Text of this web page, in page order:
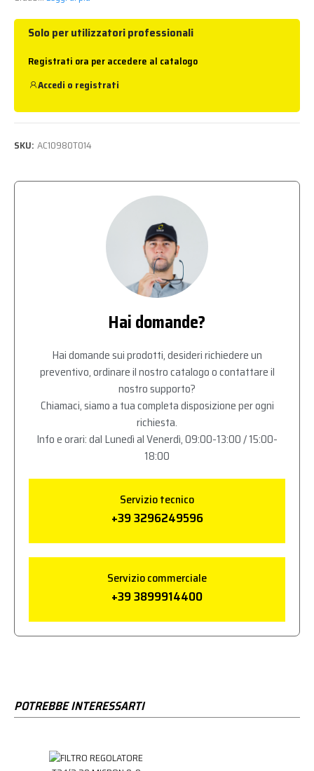
Solo per utilizzatori professionali
Registrati ora per accedere al catalogo
Accedi o registrati
SKU: AC10980T014
Hai domande?
Hai domande sui prodotti, desideri richiedere un
preventivo, ordinare il nostro catalogo o contattare il
nostro supporto?
Chiamaci, siamo a tua completa disposizione per ogni
richiesta.
Info e orari: dal Lunedì al Venerdì, 09:00-13:00 / 15:00-
18:00
Servizio tecnico
+39 3296249596
Servizio commerciale
+39 3899914400
POTREBBE INTERESSARTI